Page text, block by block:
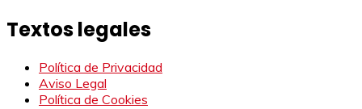
Textos legales
Política de Privacidad
Aviso Legal
Política de Cookies